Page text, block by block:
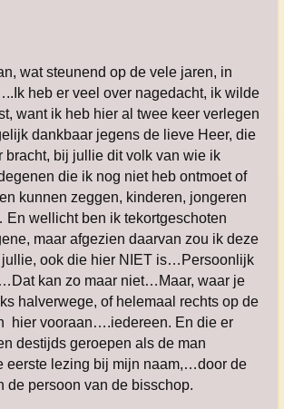
wat steunend op de vele jaren, in
heb er veel over nagedacht, ik wilde
want ik heb hier al twee keer verlegen
dankbaar jegens de lieve Heer, die
bracht, bij jullie dit volk van wie ik
die ik nog niet heb ontmoet of
kunnen zeggen, kinderen, jongeren
wellicht ben ik tekortgeschoten
maar afgezien daarvan zou ik deze
jullie, ook die hier NIET is…Persoonlijk
kan zo maar niet…Maar, waar je
halverwege, of helemaal rechts op de
hier vooraan….iedereen. En die er
destijds geroepen als de man
eerste lezing bij mijn naam,…door de
de persoon van de bisschop.